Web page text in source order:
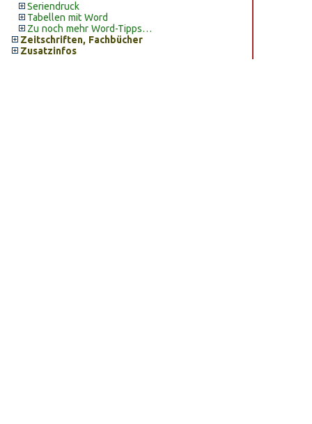
Seriendruck
Tabellen mit Word
Zu noch mehr Word-Tipps…
Zeitschriften, Fachbücher
Zusatzinfos